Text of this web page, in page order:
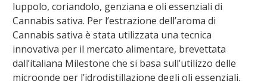
luppolo, coriandolo, genziana e oli essenziali di
Cannabis sativa. Per l’estrazione dell’aroma di
Cannabis sativa è stata utilizzata una tecnica
innovativa per il mercato alimentare, brevettata
dall’italiana Milestone che si basa sull’utilizzo delle
microonde per l’idrodistillazione degli oli essenziali,